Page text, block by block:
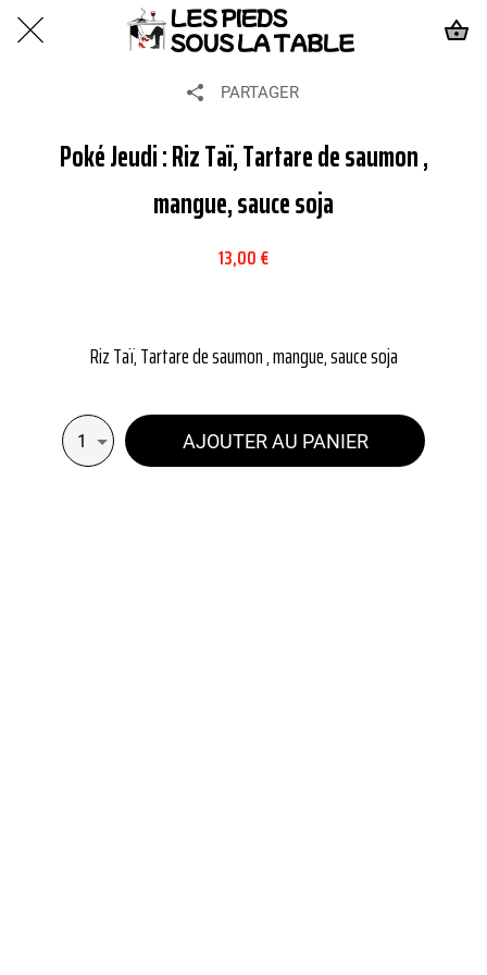
PARTAGER
Poké Jeudi : Riz Taï, Tartare de saumon ,
mangue, sauce soja
13,00 €
Riz Taï, Tartare de saumon , mangue, sauce soja
1 AJOUTER AU PANIER